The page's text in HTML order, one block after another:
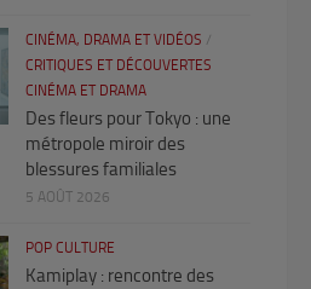
CINÉMA, DRAMA ET VIDÉOS /
CRITIQUES ET DÉCOUVERTES
CINÉMA ET DRAMA
Des fleurs pour Tokyo : une
métropole miroir des
blessures familiales
5 AOÛT 2026
POP CULTURE
Kamiplay : rencontre des